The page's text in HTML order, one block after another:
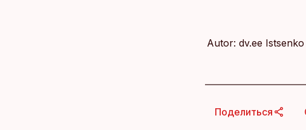
Autor: dv.ee Istsenko
Поделиться